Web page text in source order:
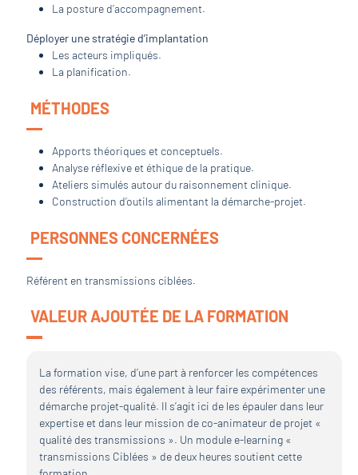
La posture d’accompagnement.
Déployer une stratégie d’implantation
Les acteurs impliqués.
La planification.
MÉTHODES
Apports théoriques et conceptuels.
Analyse réflexive et éthique de la pratique.
Ateliers simulés autour du raisonnement clinique.
Construction d’outils alimentant la démarche-projet.
PERSONNES CONCERNÉES
Référent en transmissions ciblées.
VALEUR AJOUTÉE DE LA FORMATION
La formation vise, d’une part à renforcer les compétences
des référents, mais également à leur faire expérimenter une
démarche projet-qualité. Il s’agit ici de les épauler dans leur
expertise et dans leur mission de co-animateur de projet «
qualité des transmissions ». Un module e-learning «
transmissions Ciblées » de deux heures soutient cette